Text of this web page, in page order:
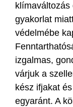
gyakorlat
védelmébe
izgalmas,
várjuk a
kész ifjakat
egyaránt. A